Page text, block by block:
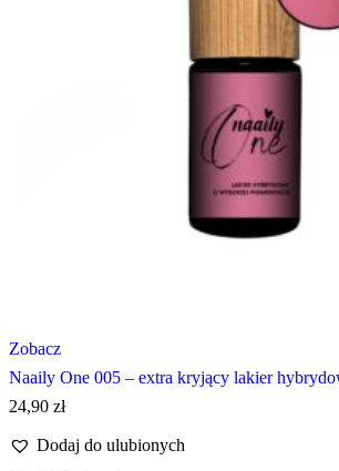
Zobacz
Naaily One 005 – extra kryjący lakier
24,90 zł
Dodaj do ulubionych